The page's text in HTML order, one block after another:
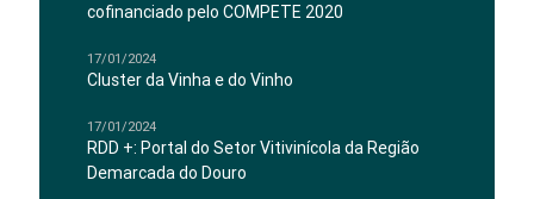
cofinanciado pelo COMPETE 2020
17/01/2024
Cluster da Vinha e do Vinho
17/01/2024
RDD +: Portal do Setor Vitivinícola da Região
Demarcada do Douro